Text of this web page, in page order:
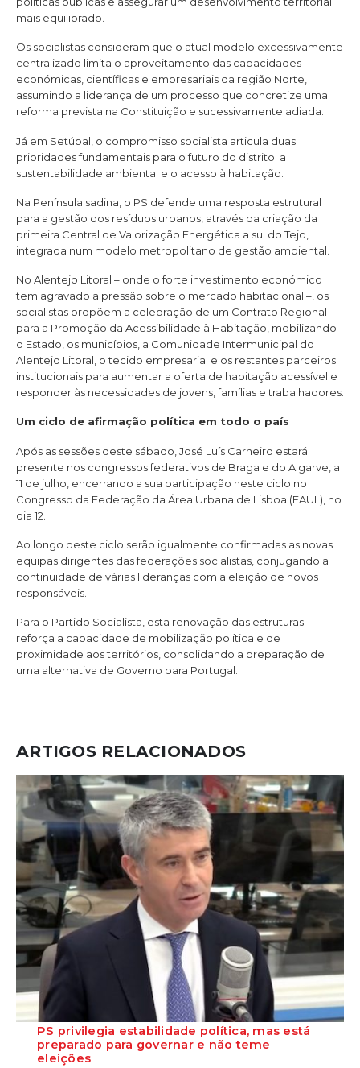
mais equilibrado.
Os socialistas consideram que o atual modelo excessivamente
centralizado limita o aproveitamento das capacidades
económicas, científicas e empresariais da região Norte,
assumindo a liderança de um processo que concretize uma
reforma prevista na Constituição e sucessivamente adiada.
Já em Setúbal, o compromisso socialista articula duas
prioridades fundamentais para o futuro do distrito: a
sustentabilidade ambiental e o acesso à habitação.
Na Península sadina, o PS defende uma resposta estrutural
para a gestão dos resíduos urbanos, através da criação da
primeira Central de Valorização Energética a sul do Tejo,
integrada num modelo metropolitano de gestão ambiental.
No Alentejo Litoral – onde o forte investimento económico
tem agravado a pressão sobre o mercado habitacional –, os
socialistas propõem a celebração de um Contrato Regional
para a Promoção da Acessibilidade à Habitação, mobilizando
o Estado, os municípios, a Comunidade Intermunicipal do
Alentejo Litoral, o tecido empresarial e os restantes parceiros
institucionais para aumentar a oferta de habitação acessível e
responder às necessidades de jovens, famílias e trabalhadores.
Um ciclo de afirmação política em todo o país
Após as sessões deste sábado, José Luís Carneiro estará
presente nos congressos federativos de Braga e do Algarve, a
11 de julho, encerrando a sua participação neste ciclo no
Congresso da Federação da Área Urbana de Lisboa (FAUL), no
dia 12.
Ao longo deste ciclo serão igualmente confirmadas as novas
equipas dirigentes das federações socialistas, conjugando a
continuidade de várias lideranças com a eleição de novos
responsáveis.
Para o Partido Socialista, esta renovação das estruturas
reforça a capacidade de mobilização política e de
proximidade aos territórios, consolidando a preparação de
uma alternativa de Governo para Portugal.
ARTIGOS RELACIONADOS
PS privilegia estabilidade política, mas está
preparado para governar e não teme
eleições